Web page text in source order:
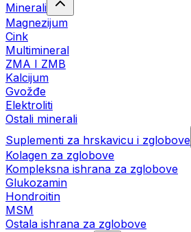
Minerali
Magnezijum
Cink
Multimineral
ZMA I ZMB
Kalcijum
Gvožđe
Elektroliti
Ostali minerali
Suplementi za hrskavicu i zglobove
Kolagen za zglobove
Kompleksna ishrana za zglobove
Glukozamin
Hondroitin
MSM
Ostala ishrana za zglobove